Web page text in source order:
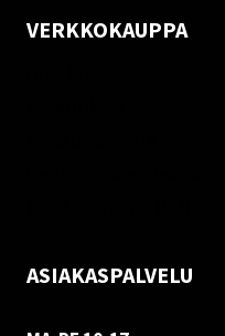
VERKKOKAUPPA
ASIAKASPALVELU